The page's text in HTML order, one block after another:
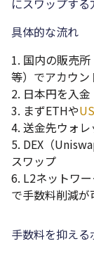
にスワップする
具体的な流れ
国内の販売
等）でアカウ
日本円を入金
まずETHや
送金先ウォ
DEX（
スワップ
L2ネットワ
で手数料削減が
手数料を抑える